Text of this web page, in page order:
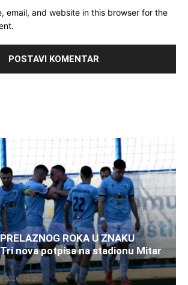
email, and website in this browser for the
ROKA U ZNAKU
Tri nova potpisa na stadionu Mitar
2026. 12:26